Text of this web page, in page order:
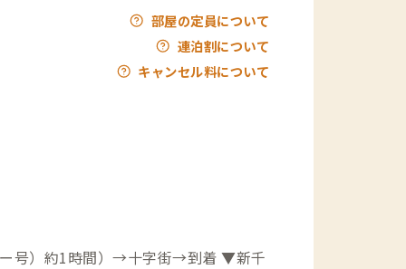
部屋の定員について
連泊割について
キャンセル料について
号）約1時間）→十字街→到着 ▼新千